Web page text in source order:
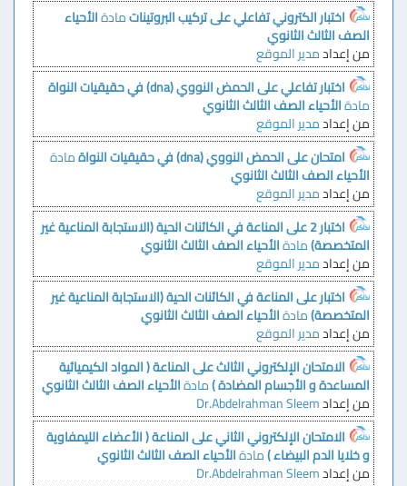
اختبار الكتروني تفاعلي على تركيب البروتيناتمادةالأحياء
الصف الثالث الثانوي
من إعدادمدير الموقع
اختبار تفاعلي على الحمض النووي (dna) في حقيقيات النواة
مادةالأحياء الصف الثالث الثانوي
من إعدادمدير الموقع
امتحان على الحمض النووي (dna) في حقيقيات النواة
مادة
الأحياء الصف الثالث الثانوي
من إعدادمدير الموقع
اختبار 2 على المناعة في الكائنات الحية (الاستجابة المناعية غير
المتخصصة)مادةالأحياء الصف الثالث الثانوي
من إعدادمدير الموقع
اختبار على المناعة في الكائنات الحية (الاستجابة المناعية غير
المتخصصة)مادةالأحياء الصف الثالث الثانوي
من إعدادمدير الموقع
الامتحان الإلكتروني الثالث على المناعة ( المواد الكيميائية
المساعدة و الأجسام المضادة )مادةالأحياء الصف الثالث الثانوي
من إعدادDr.Abdelrahman Sleem
الامتحان الإلكتروني الثاني على المناعة ( الأعضاء الليمفاوية
و خلايا الدم البيضاء )مادةالأحياء الصف الثالث الثانوي
من إعدادDr.Abdelrahman Sleem